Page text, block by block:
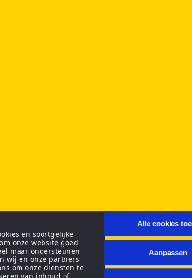
en soortgelijke
onze website goed
maar ondersteunen
wij en onze partners
om onze diensten te
van inhoud of
Alle cookies
Aanpassen